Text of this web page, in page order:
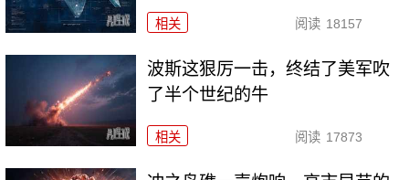
相关 阅读 18157
波斯这狠厉一击，终结了美军吹
了半个世纪的牛
相关 阅读 17873